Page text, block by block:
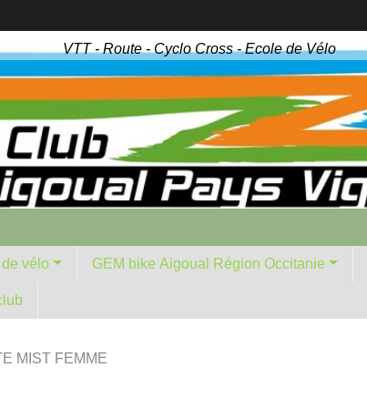
VTT - Route - Cyclo Cross - Ecole de Vélo
vélo GEM bike Aigoual Région Occitanie
MIST FEMME